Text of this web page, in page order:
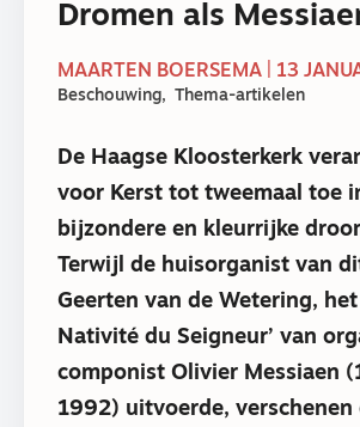
Dromen als
MAARTEN BOERSEMA | 13
Beschouwing Thema-artikelen
De Haagse Kloosterkerk
voor Kerst tot tweemaal toe
bijzondere en kleurrijke
Terwijl de huisorganist van
Geerten van de Wetering, het
Nativité du Seigneur’ van
componist Olivier Messiaen
1992) uitvoerde, verschenen